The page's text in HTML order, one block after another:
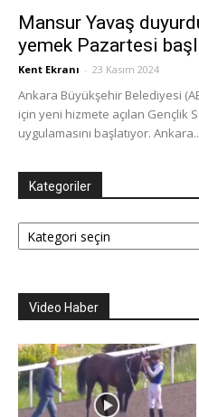
Mansur Yavaş
yemek Pazartesi
Kent Ekranı - 23 Kasım 2024
Ankara Büyükşehir Belediyesi
için yeni hizmete açılan Gençlik
uygulamasını başlatıyor.
Kategoriler
Kategoriler
Video Haber